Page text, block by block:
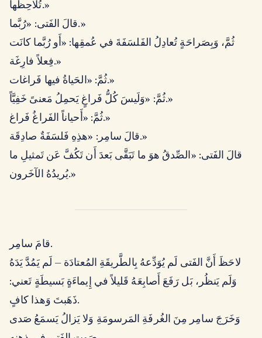
تُلاحِظها.»
قالَ الفَتى: «رُبَّما.»
ثُمَّ، وَبِصَراحَةٍ تُعادِلُ الفَلسَفَةَ في عُمقِها: «أَو رُبَّما كانَت
فِعلاً فارِغَة.»
ثُمَّ: «الحَياةُ فيها فَراغات.»
ثُمَّ: «وَلَيسَ كُلُّ فَراغٍ يَحمِلُ مَعنىً خَفِيَّاً.»
ثُمَّ: «أَحياناً الفَراغُ فَراغ.»
قالَ سامِر: «هذِهِ فَلسَفَةٌ صادِقَة.»
قالَ الفَتى: «الصِّدقُ هوَ ما تَبَقَّى بَعدَ أَن تَكُفَّ عَن تَمثيلِ ما
يُريدُهُ الآخَرون.»
قامَ سامِر.
لاحَظَ أَنَّ الفَتى لَم يُوَدِّعهُ بِالطَّريقَةِ المُعتادَة — لَم يَمُدَّ يَدَهُ
وَلَم يَنظُر، بَل رَفَعَ أَصابِعَهُ قَليلاً في إِيماءَةٍ بَسيطَةٍ تَعني:
ذَهَبتَ وَهذا كافٍ.
وَخَرَجَ سامِر مِنَ الغُرفَةِ المَرسومَةِ وَلا يَزالُ يَسمَعُ صَدى